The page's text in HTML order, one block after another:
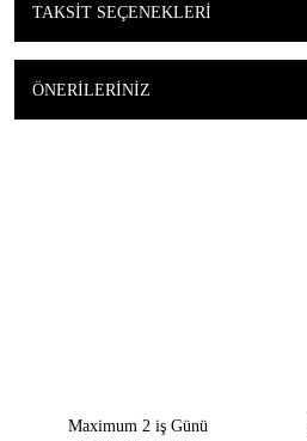
TAKSIT SEÇENEKLERI
ÖNERILERINIZ
Maximum 2 iş Günü